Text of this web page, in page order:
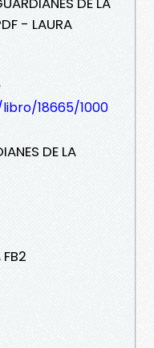
- LAURA
18665/1000
DE LA